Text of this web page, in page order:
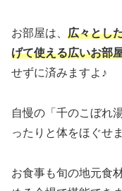
お部屋は、 広々とし
げて使える広いお部
せずに済みますよ♪
自慢の「千のこぼれ
ったりと体をほぐせ
お食事も旬の地元食